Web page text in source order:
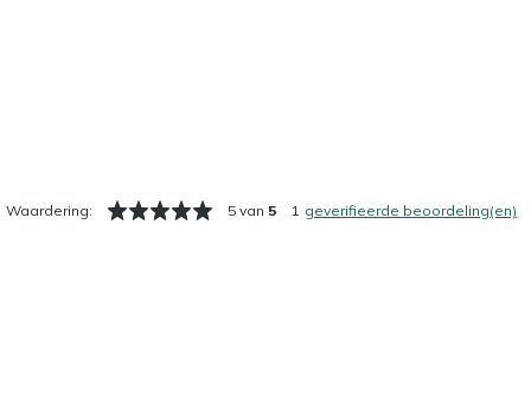
Waardering: 5 van 5 1 geverifieerde beoordeling(en)